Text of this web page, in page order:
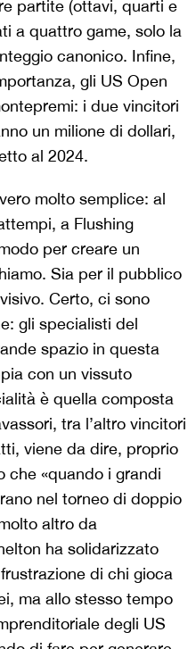
partite (ottavi, quarti e
a quattro game, solo la
canonico. Infine,
gli US Open
i due vincitori
un milione di dollari,
al 2024.
molto semplice: al
a Flushing
per creare un
Sia per il pubblico
Certo, ci sono
gli specialisti del
spazio in questa
con un vissuto
è quella composta
tra l’altro vincitori
viene da dire, proprio
che «quando i grandi
nel torneo di doppio
altro da
ha solidarizzato
di chi gioca
ma allo stesso tempo
degli US